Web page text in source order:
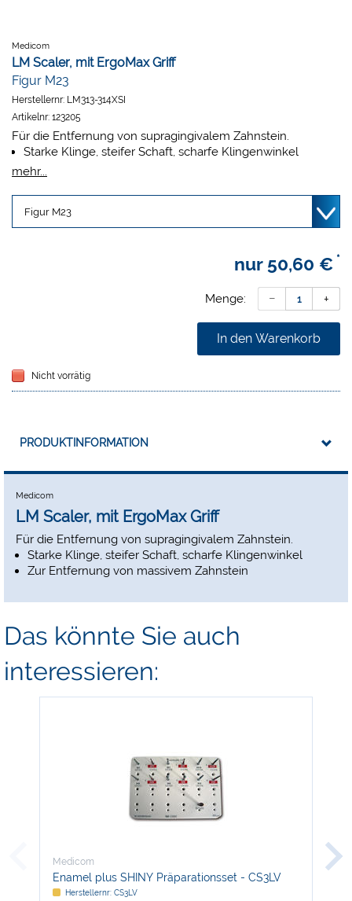
Medicom
LM Scaler, mit ErgoMax Griff
Figur M23
Herstellernr: LM313-314XSI
Artikelnr: 123205
Für die Entfernung von supragingivalem Zahnstein.
Starke Klinge, steifer Schaft, scharfe Klingenwinkel
Zur Entfernung von massivem Zahnstein
mehr...
nur 50,60 € *
Menge:
In den Warenkorb
Nicht vorrätig
PRODUKTINFORMATION
Medicom
LM Scaler, mit ErgoMax Griff
Für die Entfernung von supragingivalem Zahnstein.
Starke Klinge, steifer Schaft, scharfe Klingenwinkel
Zur Entfernung von massivem Zahnstein
Das könnte Sie auch
interessieren:
Medicom
Enamel plus SHINY Präparationsset - CS3LV
Herstellernr: CS3LV